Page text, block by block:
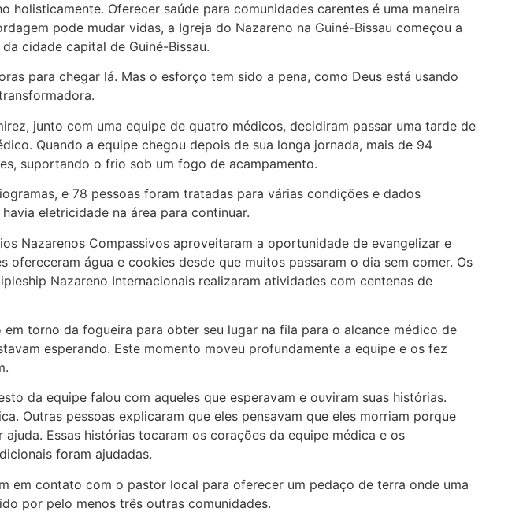
Oferecer saúde para comunidades carentes é uma maneira
pode mudar vidas, a Igreja do Nazareno na Guiné-Bissau começou a
cidade capital de Guiné-Bissau.
para chegar lá. Mas o esforço tem sido a pena, como Deus está usando
junto com uma equipe de quatro médicos, decidiram passar uma tarde de
Quando a equipe chegou depois de sua longa jornada, mais de 94
suportando o frio sob um fogo de acampamento.
e 78 pessoas foram tratadas para várias condições e dados
eletricidade na área para continuar.
Nazarenos Compassivos aproveitaram a oportunidade de evangelizar e
ofereceram água e cookies desde que muitos passaram o dia sem comer. Os
Nazareno Internacionais realizaram atividades com centenas de
torno da fogueira para obter seu lugar na fila para o alcance médico de
esperando. Este momento moveu profundamente a equipe e os fez
da equipe falou com aqueles que esperavam e ouviram suas histórias.
Outras pessoas explicaram que eles pensavam que eles morriam porque
Essas histórias tocaram os corações da equipe médica e os
foram ajudadas.
em contato com o pastor local para oferecer um pedaço de terra onde uma
por pelo menos três outras comunidades.